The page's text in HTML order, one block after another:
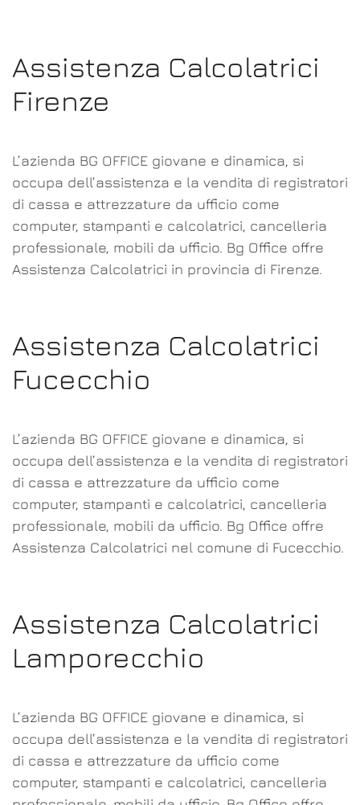
Assistenza Calcolatrici
Firenze
L’azienda BG OFFICE giovane e dinamica, si
occupa dell’assistenza e la vendita di registratori
di cassa e attrezzature da ufficio come
computer, stampanti e calcolatrici, cancelleria
professionale, mobili da ufficio. Bg Office offre
Assistenza Calcolatrici in provincia di Firenze.
Assistenza Calcolatrici
Fucecchio
L’azienda BG OFFICE giovane e dinamica, si
occupa dell’assistenza e la vendita di registratori
di cassa e attrezzature da ufficio come
computer, stampanti e calcolatrici, cancelleria
professionale, mobili da ufficio. Bg Office offre
Assistenza Calcolatrici nel comune di Fucecchio.
Assistenza Calcolatrici
Lamporecchio
L’azienda BG OFFICE giovane e dinamica, si
occupa dell’assistenza e la vendita di registratori
di cassa e attrezzature da ufficio come
computer, stampanti e calcolatrici, cancelleria